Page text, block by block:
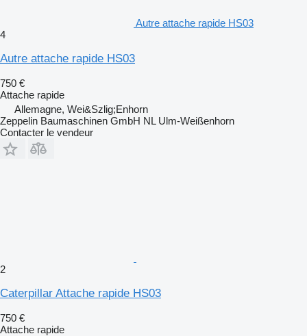
Autre attache rapide HS03
4
Autre attache rapide HS03
750 €
Attache rapide
Allemagne, Wei&Szlig;Enhorn
Zeppelin Baumaschinen GmbH NL Ulm-Weißenhorn
Contacter le vendeur
2
Caterpillar Attache rapide HS03
750 €
Attache rapide